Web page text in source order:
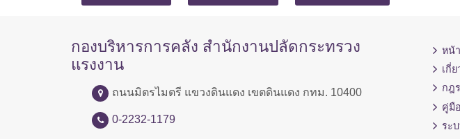
กองบริหารการคลัง สำนักงานปลัดกระทรวง
แรงงาน
ถนนมิตรไมตรี แขวงดินแดง เขตดินแดง กทม. 10400
0-2232-1179
หน้
เกี่
กฎ
คู่มื
ระ